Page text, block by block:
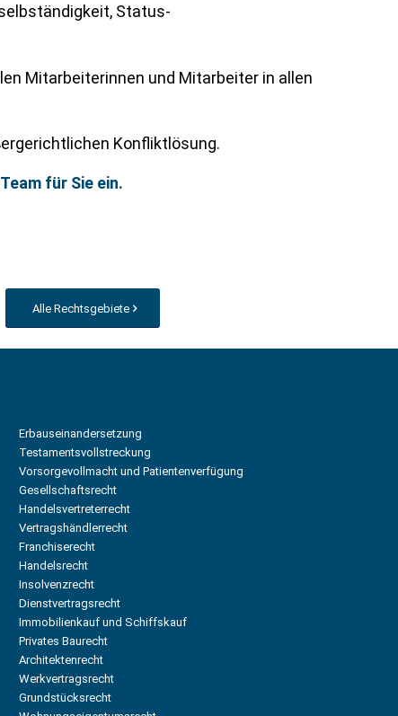
Status-
Mitarbeiterinnen und Mitarbeiter in allen
Konfliktlösung.
für Sie ein.
Alle Rechtsgebiete
Erbauseinandersetzung
Testamentsvollstreckung
Vorsorgevollmacht und Patientenverfügung
Gesellschaftsrecht
Handelsvertreterrecht
Vertragshändlerrecht
Franchiserecht
Handelsrecht
Insolvenzrecht
Dienstvertragsrecht
Immobilienkauf und Schiffskauf
Privates Baurecht
Architektenrecht
Werkvertragsrecht
Grundstücksrecht